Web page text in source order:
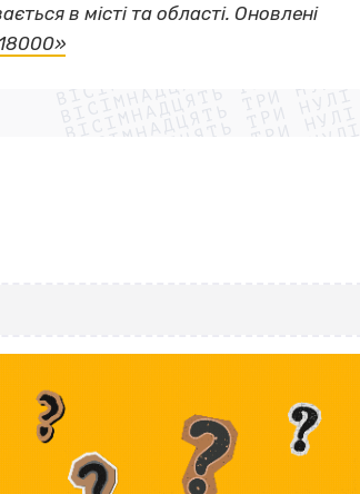
в місті та області. Оновлені
ВІСІМНАДЦЯТЬ ТРИ НУЛІ
ВІСІМНАДЦЯТЬ ТРИ НУЛІ
ВІСІМНАДЦЯТЬ ТРИ НУЛІ
ВІСІМНАДЦЯТЬ ТРИ НУЛІ
ВІСІМНАДЦЯТЬ ТРИ НУЛІ
ВІСІМНАДЦЯТЬ ТРИ НУЛІ
ВІСІМНАДЦЯТЬ ТРИ НУЛІ